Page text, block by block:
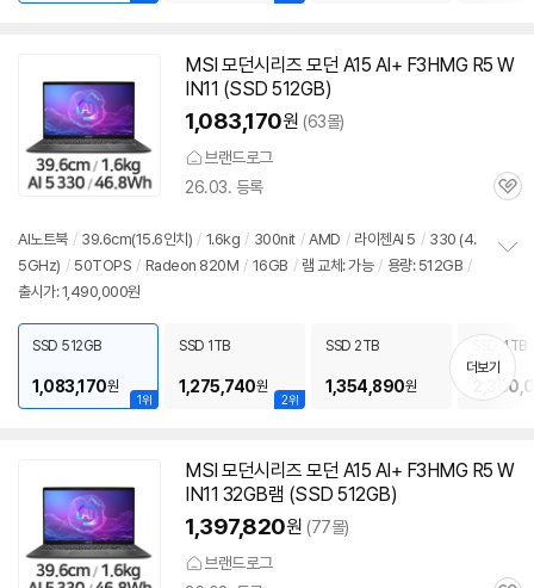
MSI 모던시리즈 모던 A15 AI+ F3HMG R5 W
IN11 (SSD 512GB)
1,083,170원 (63몰)
브랜드로그
26.03. 등록
관
AI노트북 / 39.6cm(15.6인치) / 1.6kg / 300nit / AMD / 라이젠AI 5 / 330 (4.
5GHz) / 50TOPS / Radeon 820M / 16GB / 램 교체: 가능 / 용량: 512GB /
출시가: 1,490,000원
치
기
1위
SSD 512GB
1,083,170원
2위
SSD 1TB
1,275,740원
SSD 2TB
1,354,890원
SSD 4TB
더보기
MSI 모던시리즈 모던 A15 AI+ F3HMG R5 W
IN11 32GB램 (SSD 512GB)
1,397,820원 (77몰)
브랜드로그